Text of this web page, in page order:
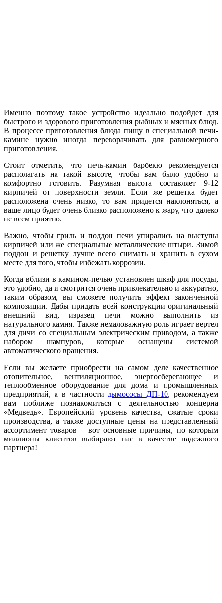
Именно поэтому такое устройство идеально подойдет для
быстрого и здорового приготовления рыбных и мясных блюд.
В процессе приготовления блюда пищу в специальной печи-
камине нужно иногда переворачивать для равномерного
приготовления.
Стоит отметить, что печь-камин барбекю рекомендуется
располагать на такой высоте, чтобы вам было удобно и
комфортно готовить. Разумная высота составляет 9-12
кирпичей от поверхности земли. Если же решетка будет
расположена очень низко, то вам придется наклоняться, а
ваше лицо будет очень близко расположено к жару, что далеко
не всем приятно.
Важно, чтобы гриль и поддон печи упирались на выступы
кирпичей или же специальные металлические штыри. Зимой
поддон и решетку лучше всего снимать и хранить в сухом
месте для того, чтобы избежать коррозии.
Когда вблизи в камином-печью установлен шкаф для посуды,
это удобно, да и смотрится очень привлекательно и аккуратно,
таким образом, вы сможете получить эффект законченной
композиции. Дабы придать всей конструкции оригинальный
внешний вид, изразец печи можно выполнить из
натурального камня. Также немаловажную роль играет вертел
для дичи со специальным электрическим приводом, а также
набором шампуров, которые оснащены системой
автоматического вращения.
Если вы желаете приобрести на самом деле качественное
отопительное, вентиляционное, энергосберегающее и
теплообменное оборудование для дома и промышленных
предприятий, а в частности дымососы ДП-10, рекомендуем
вам поближе познакомиться с деятельностью концерна
«Медведь». Европейский уровень качества, сжатые сроки
производства, а также доступные цены на представленный
ассортимент товаров – вот основные причины, по которым
миллионы клиентов выбирают нас в качестве надежного
партнера!